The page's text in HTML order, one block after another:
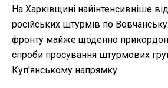
На Харківщині найінтенсивніше
російських штурмів по
фронту майже щоденно
спроби просування штурмових
Куп'янському напрямку.